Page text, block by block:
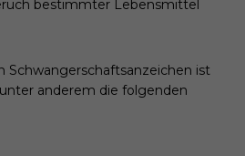
bestimmter Lebensmittel
Schwangerschaftsanzeichen ist
anderem die folgenden